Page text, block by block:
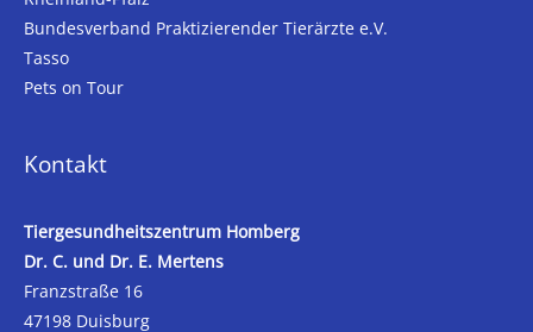
Bundesverband Praktizierender Tierärzte e.V.
Tasso
Pets on Tour
Kontakt
Tiergesundheitszentrum Homberg
Dr. C. und Dr. E. Mertens
Franzstraße 16
47198 Duisburg